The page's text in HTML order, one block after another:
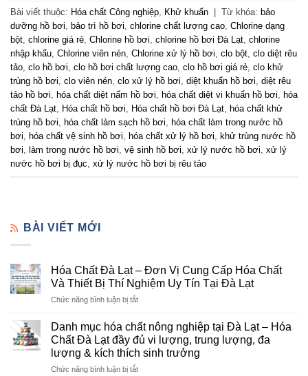
Bài viết thuộc: Hóa chất Công nghiệp, Khử khuẩn Từ khóa: bảo
dưỡng hồ bơi, bảo trì hồ bơi, chlorine chất lượng cao, Chlorine dạng
bột, chlorine giá rẻ, Chlorine hồ bơi, chlorine hồ bơi Đà Lạt, chlorine
nhập khẩu, Chlorine viên nén, Chlorine xử lý hồ bơi, clo bột, clo diệt rêu
tảo, clo hồ bơi, clo hồ bơi chất lượng cao, clo hồ bơi giá rẻ, clo khử
trùng hồ bơi, clo viên nén, clo xử lý hồ bơi, diệt khuẩn hồ bơi, diệt rêu
tảo hồ bơi, hóa chất diệt nấm hồ bơi, hóa chất diệt vi khuẩn hồ bơi, hóa
chất Đà Lạt, Hóa chất hồ bơi, Hóa chất hồ bơi Đà Lạt, hóa chất khử
trùng hồ bơi, hóa chất làm sạch hồ bơi, hóa chất làm trong nước hồ
bơi, hóa chất vệ sinh hồ bơi, hóa chất xử lý hồ bơi, khử trùng nước hồ
bơi, làm trong nước hồ bơi, vệ sinh hồ bơi, xử lý nước hồ bơi, xử lý
nước hồ bơi bị đục, xử lý nước hồ bơi bị rêu tảo
BÀI VIẾT MỚI
Hóa Chất Đà Lạt – Đơn Vị Cung Cấp Hóa Chất
Và Thiết Bị Thí Nghiệm Uy Tín Tại Đà Lạt
Chức năng bình luận bị tắtở
Chất
Đà
Lạt
–
Đơn
Danh mục hóa chất nông nghiệp tại Đà Lạt – Hóa
Chất Đà Lạt đầy đủ vi lượng, trung lượng, đa
lượng & kích thích sinh trưởng
Chức năng bình luận bị tắtở